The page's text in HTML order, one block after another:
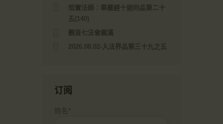
恒實法師：華嚴經十迴向品第二十
五(140)
觀音七法會圓滿
2026.08.02-入法界品第三十九之五
订阅
姓名*